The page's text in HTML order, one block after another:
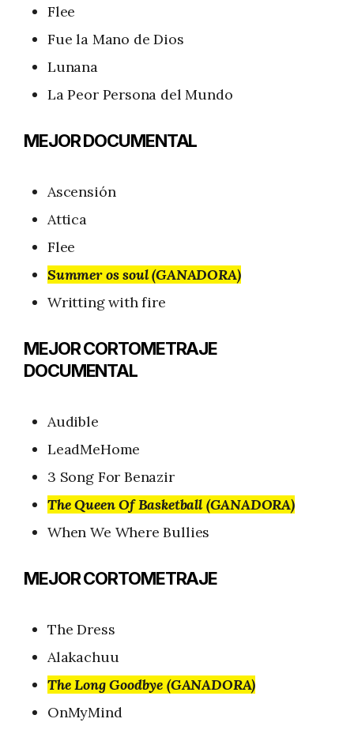
Flee
Fue la Mano de Dios
Lunana
La Peor Persona del Mundo
MEJOR DOCUMENTAL
Ascensión
Attica
Flee
Summer os soul (GANADORA)
Writting with fire
MEJOR CORTOMETRAJE
DOCUMENTAL
Audible
LeadMeHome
3 Song For Benazir
The Queen Of Basketball (GANADORA)
When We Where Bullies
MEJOR CORTOMETRAJE
The Dress
Alakachuu
The Long Goodbye (GANADORA)
OnMyMind